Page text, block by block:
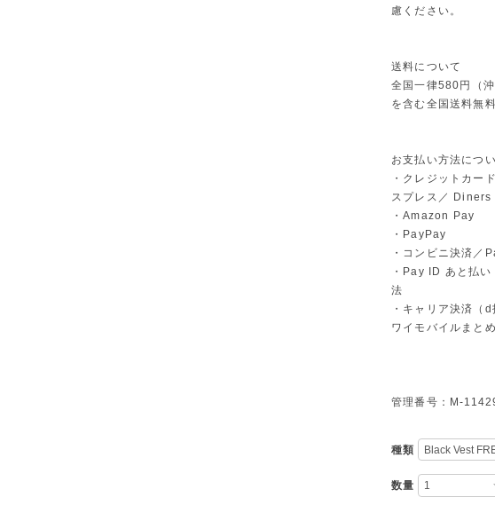
慮ください。
送料について
全国一律580円（
を含む全国送料無料
お支払い方法につ
・クレジットカー
スプレス／ Diners
・Amazon Pay
・PayPay
・コンビニ決済
・Pay ID あと払
法
・キャリア決済（
ワイモバイルまと
管理番号：M-
種類
数量